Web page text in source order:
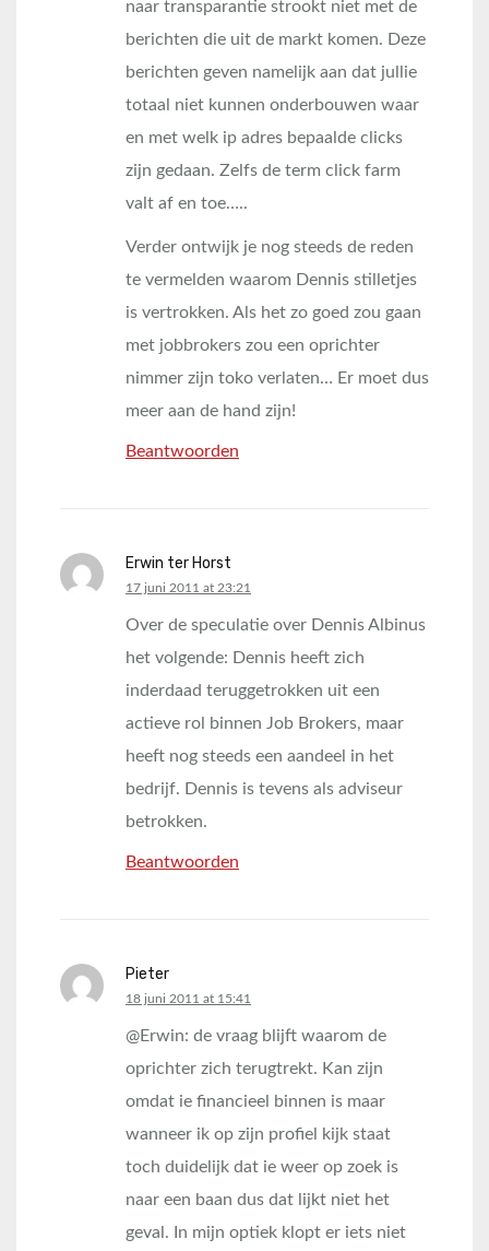
naar transparantie strookt niet met de
berichten die uit de markt komen. Deze
berichten geven namelijk aan dat jullie
totaal niet kunnen onderbouwen waar
en met welk ip adres bepaalde clicks
zijn gedaan. Zelfs de term click farm
valt af en toe…..
Verder ontwijk je nog steeds de reden
te vermelden waarom Dennis stilletjes
is vertrokken. Als het zo goed zou gaan
met jobbrokers zou een oprichter
nimmer zijn toko verlaten… Er moet dus
meer aan de hand zijn!
Beantwoorden
Erwin ter Horst
says:
17 juni 2011 at 23:21
Over de speculatie over Dennis Albinus
het volgende: Dennis heeft zich
inderdaad teruggetrokken uit een
actieve rol binnen Job Brokers, maar
heeft nog steeds een aandeel in het
bedrijf. Dennis is tevens als adviseur
betrokken.
Beantwoorden
Pieter
says:
18 juni 2011 at 15:41
@Erwin: de vraag blijft waarom de
oprichter zich terugtrekt. Kan zijn
omdat ie financieel binnen is maar
wanneer ik op zijn profiel kijk staat
toch duidelijk dat ie weer op zoek is
naar een baan dus dat lijkt niet het
geval. In mijn optiek klopt er iets niet